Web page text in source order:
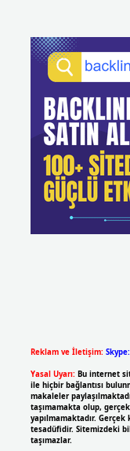
Reklam ve İletişim:
Yasal Uyarı: Bu internet
ile hiçbir bağlantısı
makaleler
taşımamakta olup,
yapılmamaktadır.
tesadüfidir. Sitemizdeki
taşımazlar.